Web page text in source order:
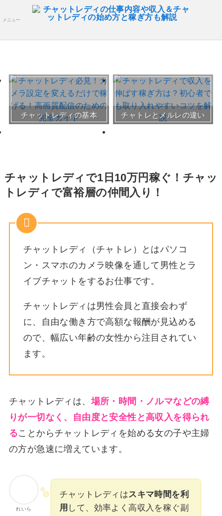
メニュー
チャットレディの基本 チャトレとメルレの違い
おすすめチャトレ事務所＆
サイト
30～50代向けサイト
チャットレディで1日10万円稼ぐ！チャッ
トレディで富裕層の仲間入り！
チャットレディ（チャトレ）とはパソコ
ン・スマホのカメラ映像を通して男性とラ
イブチャットをするお仕事です。
チャットレディは男性会員と直接会わず
に、自由な働き方で高額な報酬が見込める
ので、幅広い年齢の女性から注目されてい
ます。
チャットレディは、場所・時間・ノルマなどの縛
りが一切なく、自由度と安全性と高収入を得られ
ることからチャットレディを始める女の子や主婦
の方が急速に増えています。
れいら
チャットレディはスキマ時間を利
用 して、効率よく高収入を稼ぐ副